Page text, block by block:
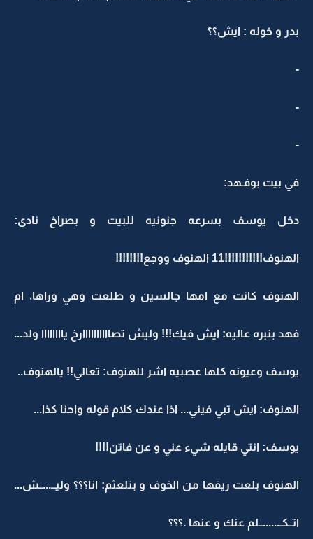
بدر و خوله : ايش؟؟
-
-
-
في بيت بوفـهد:
دخل يوسف بسرعه جنونيه للبيت و بصراخ نادى:
الهنوف!!!!!!!!!!!11 الهنوف ووجع!!!!!!!!
الهنوف كانت مع امها جالسين و طلعت وهي وراها، ام
فهد بنبره عاليه: ايش فيك!!! وليش تصاااااااااارخ ياااااااا ولد...
يوسف وعيونه كلها عصبيه اشر للهنوف: تعالي!! يالهنوف..
الهنوف: ايش تبي فيني... اذا عندك كلام قوله واحنا كذا...
يوسف: انتي قايله شيء عني و عن فاتن!!!!
الهنوف بلعت ريقها من الخوف و بتلعثم: انا؟؟؟ وليــ...ــش...
اتــكـ......ــلم عنك و عنها .؟؟؟